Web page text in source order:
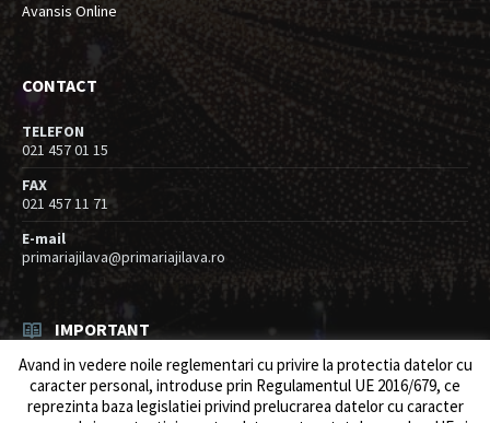
Avansis Online
CONTACT
TELEFON
021 457 01 15
FAX
021 457 11 71
E-mail
primariajilava@primariajilava.ro
IMPORTANT
Rezultat concurs expert – proba scrisa
06/08/2026 inResurse umane / Achizitii
Avand in vedere noile reglementari cu privire la protectia datelor cu
caracter personal, introduse prin Regulamentul UE 2016/679, ce
reprezinta baza legislatiei privind prelucrarea datelor cu caracter